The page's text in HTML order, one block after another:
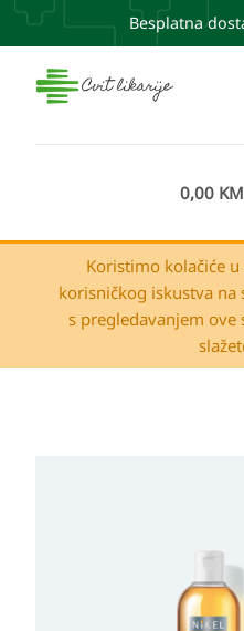
Besplatna
0,00 KM
Koristimo kolačiće
korisničkog iskustva
s pregledavanjem ove